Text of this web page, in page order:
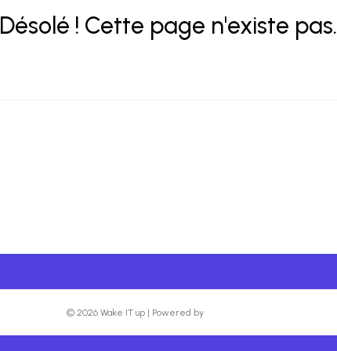
Désolé ! Cette page n'existe pas.
© 2026 Wake IT up | Powered by